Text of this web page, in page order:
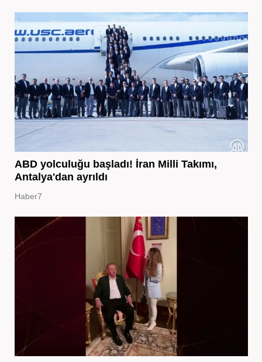
ABD yolculuğu başladı! İran Milli Takımı,
Antalya'dan ayrıldı
Haber7